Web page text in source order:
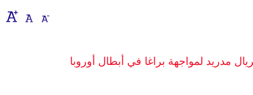
مدريد لمواجهة براغا في أبطال أوروبا